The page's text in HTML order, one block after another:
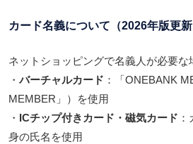
カード名義について（2026年版更新
ネットショッピングで名義人が必要な
・ バーチャルカード ：「 ONEBANK
MEMBER」）を使用
・
ICチップ付きカード・磁気カード
身の氏名を使用